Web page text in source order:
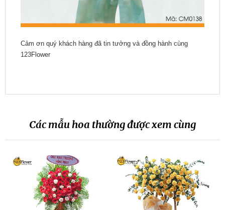
Cảm ơn quý khách hàng đã tin tưởng và đồng hành cùng
123Flower
Các mẫu hoa thường được xem cùng